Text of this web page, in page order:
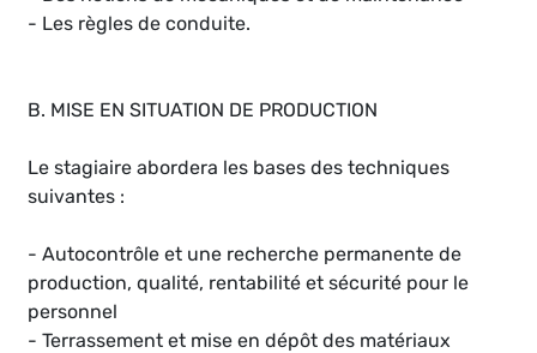
- Les règles de conduite.
B. MISE EN SITUATION DE PRODUCTION
Le stagiaire abordera les bases des techniques
suivantes :
- Autocontrôle et une recherche permanente de
production, qualité, rentabilité et sécurité pour le
personnel
- Terrassement et mise en dépôt des matériaux